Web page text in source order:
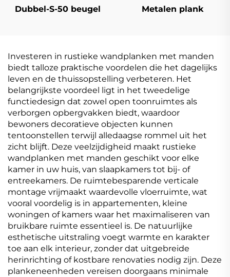
Dubbel-S-50 beugel Metalen plank
Investeren in rustieke wandplanken met manden
biedt talloze praktische voordelen die het dagelijks
leven en de thuissopstelling verbeteren. Het
belangrijkste voordeel ligt in het tweedelige
functiedesign dat zowel open toonruimtes als
verborgen opbergvakken biedt, waardoor
bewoners decoratieve objecten kunnen
tentoonstellen terwijl alledaagse rommel uit het
zicht blijft. Deze veelzijdigheid maakt rustieke
wandplanken met manden geschikt voor elke
kamer in uw huis, van slaapkamers tot bij- of
entreekamers. De ruimtebesparende verticale
montage vrijmaakt waardevolle vloerruimte, wat
vooral voordelig is in appartementen, kleine
woningen of kamers waar het maximaliseren van
bruikbare ruimte essentieel is. De natuurlijke
esthetische uitstraling voegt warmte en karakter
toe aan elk interieur, zonder dat uitgebreide
herinrichting of kostbare renovaties nodig zijn. Deze
plankeneenheden vereisen doorgaans minimale